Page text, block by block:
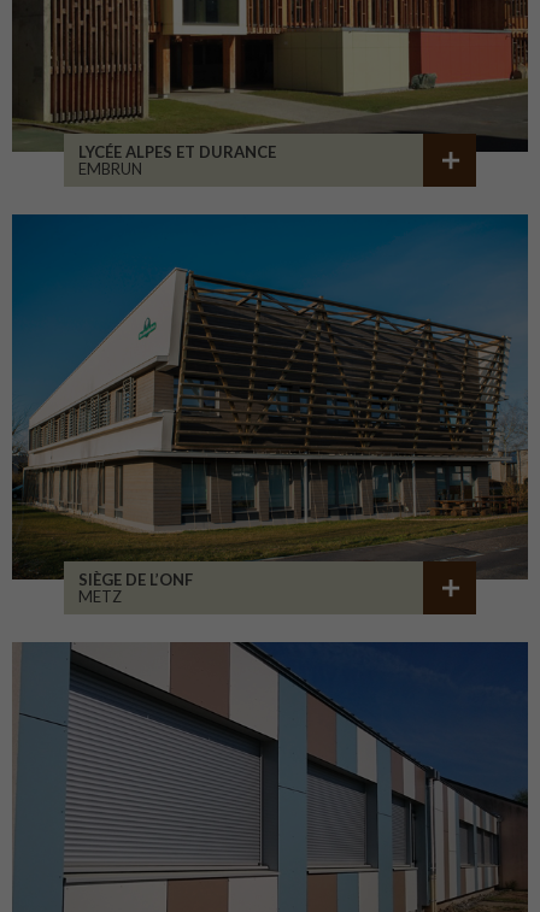
LYCÉE ALPES ET DURANCE
EMBRUN
SIÈGE DE L’ONF
METZ